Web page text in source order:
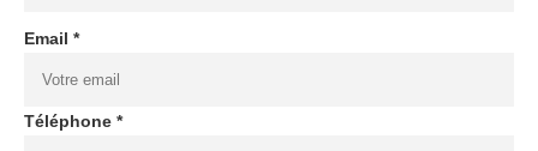
Email *
Téléphone *